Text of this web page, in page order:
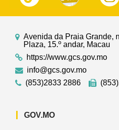
Avenida da Praia Grande,
Plaza, 15.º andar, Macau
https://www.gcs.gov.mo
info@gcs.gov.mo
(853)2833 2886
GOV.MO